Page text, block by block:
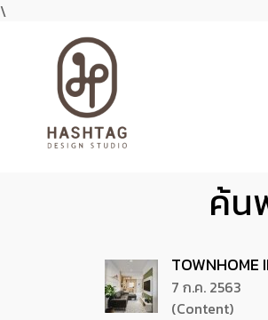
\
ค้น
TOWNHOME
7 ก.ค. 2563
(Content)